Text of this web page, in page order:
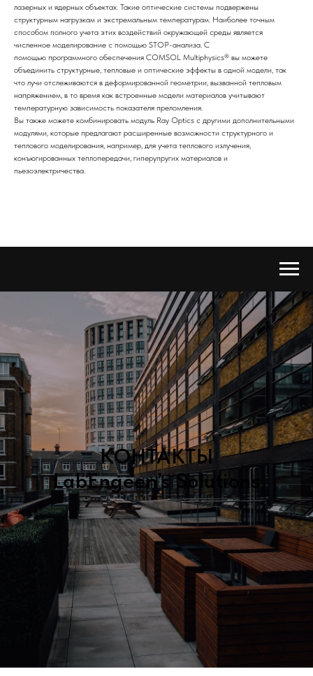
лазерных и ядерных объектах. Такие оптические системы подвержены
структурным нагрузкам и экстремальным температурам. Наиболее точным
способом полного учета этих воздействий окружающей среды является
численное моделирование с помощью STOP-анализа. С
помощью программного обеспечения COMSOL Multiphysics® вы можете
объединить структурные, тепловые и оптические эффекты в одной модели, так
что лучи отслеживаются в деформированной геометрии, вызванной тепловым
напряжением, в то время как встроенные модели материалов учитывают
температурную зависимость показателя преломления.
Вы также можете комбинировать модуль Ray Optics с другими дополнительными
модулями, которые предлагают расширенные возможности структурного и
теплового моделирования, например, для учета теплового излучения,
конъюгированных теплопередачи, гиперупругих материалов и
пьезоэлектричества.
КОНТАКТЫ
LabEngeen’s Solutions